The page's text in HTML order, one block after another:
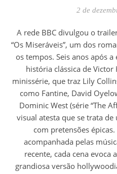
2 de
A rede BBC divulgou o trailer de sua nova adaptação de
“Os Miseráveis”, um dos
os tempos. Seis anos após
história clássica de
minissérie, que traz Lily
como Fantine, David
Dominic West (série “The
visual atesta que se trata
com pretensões
acompanhada pelas
recente, cada cena evoca
grandiosa versão